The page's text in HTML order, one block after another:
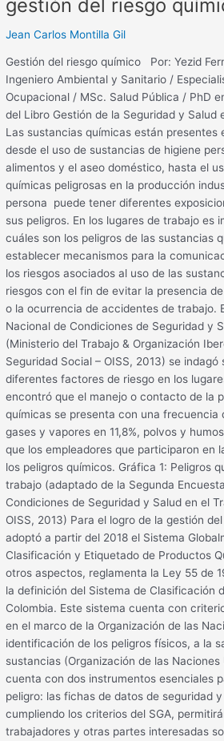
gestión del riesgo
Jean Carlos Montilla Gil
Gestión del riesgo químico Por: Yezid
Ingeniero Ambiental y Sanitario /
Ocupacional / MSc. Salud Pública / PhD
del Libro Gestión de la Seguridad y Salud
Las sustancias químicas están presentes
desde el uso de sustancias de higiene
alimentos y el aseo doméstico, hasta el
químicas peligrosas en la producción
persona puede tener diferentes
sus peligros. En los lugares de trabajo es
cuáles son los peligros de las sustancias
establecer mecanismos para la
los riesgos asociados al uso de las
riesgos con el fin de evitar la presencia
o la ocurrencia de accidentes de trabajo.
Nacional de Condiciones de Seguridad y
(Ministerio del Trabajo & Organización
Seguridad Social – OISS, 2013) se
diferentes factores de riesgo en los
encontró que el manejo o contacto de la
químicas se presenta con una frecuencia
gases y vapores en 11,8%, polvos y
que los empleadores que participaron en
los peligros químicos. Gráfica 1: Peligros
trabajo (adaptado de la Segunda
Condiciones de Seguridad y Salud en el
OISS, 2013) Para el logro de la gestión
adoptó a partir del 2018 el Sistema
Clasificación y Etiquetado de Productos
otros aspectos, reglamenta la Ley 55 de
la definición del Sistema de Clasificación
Colombia. Este sistema cuenta con
en el marco de la Organización de las
identificación de los peligros físicos, a la
sustancias (Organización de las Naciones
cuenta con dos instrumentos esenciales
peligro: las fichas de datos de seguridad
cumpliendo los criterios del SGA,
trabajadores y otras partes interesadas